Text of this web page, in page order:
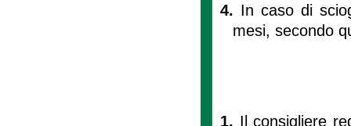
4. In caso di
mesi, secondo
1. Il consigliere